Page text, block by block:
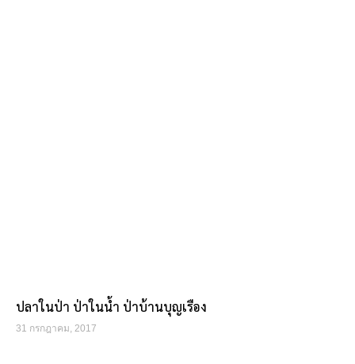
ปลาในป่า ป่าในน้ำ ป่าบ้านบุญเรือง
31 กรกฎาคม, 2017